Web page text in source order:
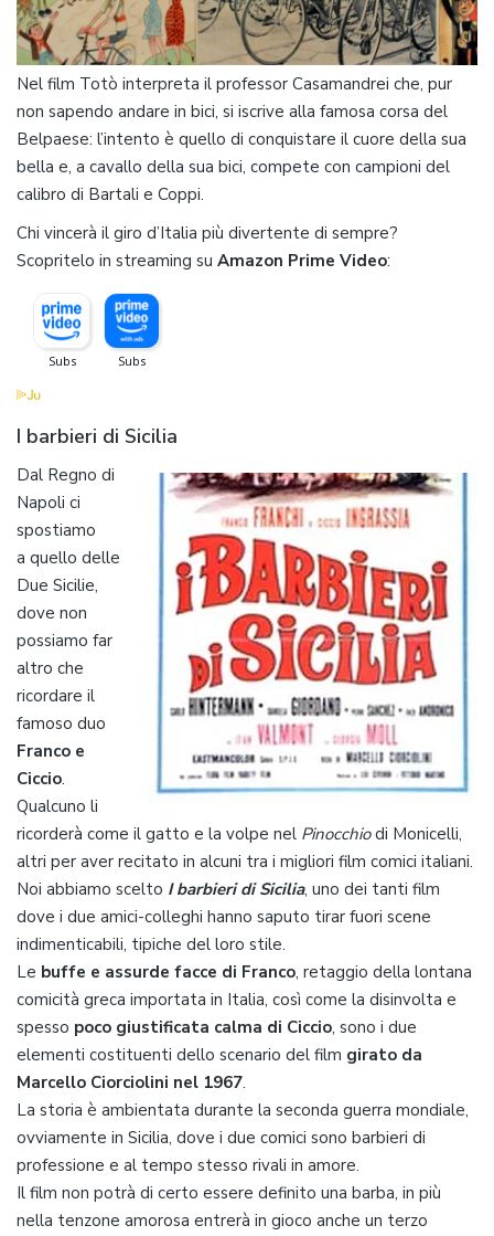
Nel film Totò interpreta il professor Casamandrei che, pur
non sapendo andare in bici, si iscrive alla famosa corsa del
Belpaese: l’intento è quello di conquistare il cuore della sua
bella e, a cavallo della sua bici, compete con campioni del
calibro di Bartali e Coppi.
Chi vincerà il giro d’Italia più divertente di sempre?
Scopritelo in streaming su Amazon Prime Video:
I barbieri di Sicilia
Dal Regno di
Napoli ci
spostiamo
a quello delle
Due Sicilie,
dove non
possiamo far
altro che
ricordare il
famoso duo
Franco e
Ciccio.
Qualcuno li
ricorderà come il gatto e la volpe nel Pinocchiodi Monicelli,
altri per aver recitato in alcuni tra i migliori film comici italiani.
Noi abbiamo scelto I barbieri di Sicilia, uno dei tanti film
dove i due amici-colleghi hanno saputo tirar fuori scene
indimenticabili, tipiche del loro stile.
Le buffe e assurde facce di Franco, retaggio della lontana
comicità greca importata in Italia, così come la disinvolta e
spesso poco giustificata calma di Ciccio, sono i due
elementi costituenti dello scenario del film girato da
Marcello Ciorciolini nel 1967.
La storia è ambientata durante la seconda guerra mondiale,
ovviamente in Sicilia, dove i due comici sono barbieri di
professione e al tempo stesso rivali in amore.
Il film non potrà di certo essere definito una barba, in più
nella tenzone amorosa entrerà in gioco anche un terzo